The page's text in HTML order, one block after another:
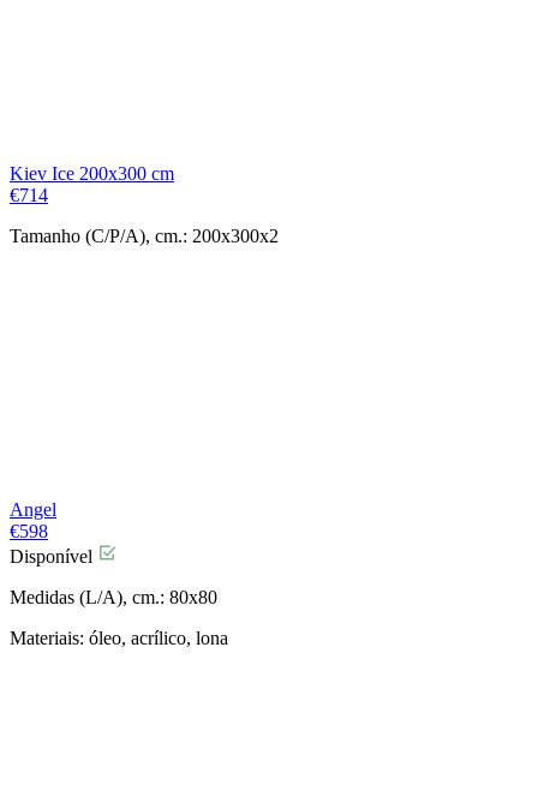
Kiev Ice 200x300 cm
€714
Tamanho (C/P/A), cm.: 200x300x2
Angel
€598
Disponível
Medidas (L/A), cm.: 80x80
Materiais: óleo, acrílico, lona